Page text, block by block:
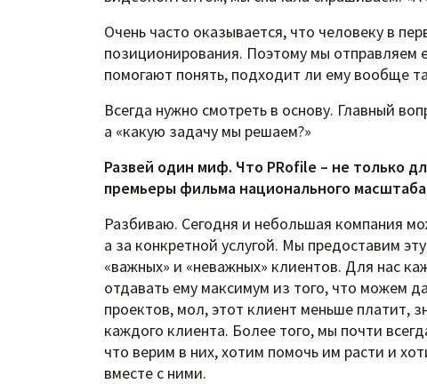
Очень часто оказывается, что человеку в
позиционирования. Поэтому мы отправляем
помогают понять, подходит ли ему вообще
Всегда нужно смотреть в основу. Главный
а «какую задачу мы решаем?»
Развей один миф. Что PRofile – не только
премьеры фильма национального
Разбиваю. Сегодня и небольшая компания
а за конкретной услугой. Мы предоставим
«важных» и «неважных» клиентов. Для нас
отдавать ему максимум из того, что можем
проектов, мол, этот клиент меньше платит,
каждого клиента. Более того, мы почти
что верим в них, хотим помочь им расти и
вместе с ними.